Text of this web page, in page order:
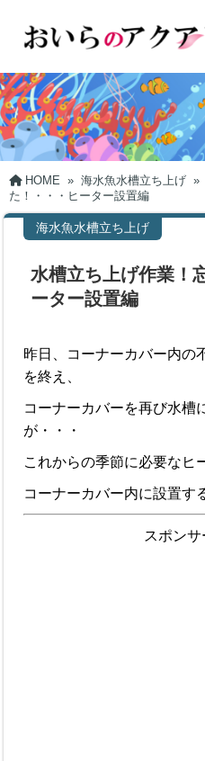
HOME » 海水魚水槽立ち上げ »
た！・・・ヒーター設置編
海水魚水槽立ち上げ
水槽立ち上げ作業！
ーター設置編
昨日、コーナーカバー内の
を終え、
コーナーカバーを再び水槽
が・・・
これからの季節に必要なヒ
コーナーカバー内に設置す
スポンサ